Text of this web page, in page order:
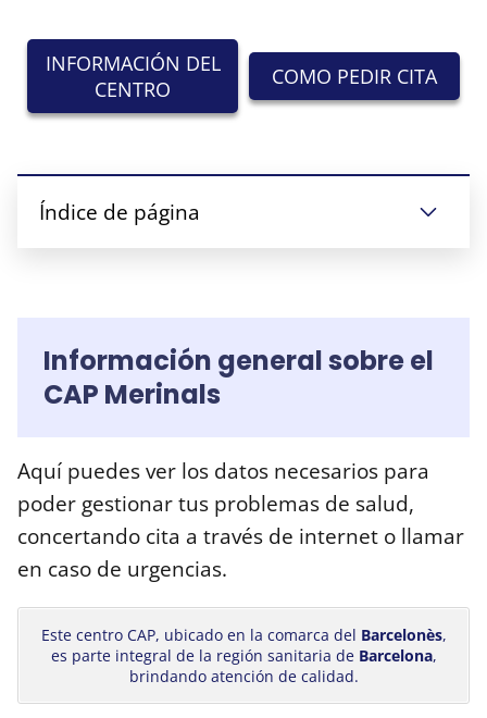
INFORMACIÓN DEL
CENTRO
COMO PEDIR CITA
Índice de página
Información general sobre el
CAP Merinals
Aquí puedes ver los datos necesarios para
poder gestionar tus problemas de salud,
concertando cita a través de internet o llamar
en caso de urgencias.
Este centro CAP, ubicado en la comarca del Barcelonès,
es parte integral de la región sanitaria de Barcelona,
brindando atención de calidad.